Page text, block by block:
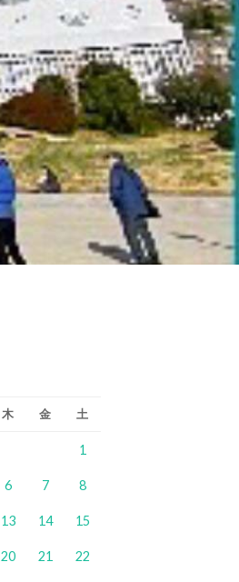
木 金 土
1
6 7 8
13 14 15
20 21 22